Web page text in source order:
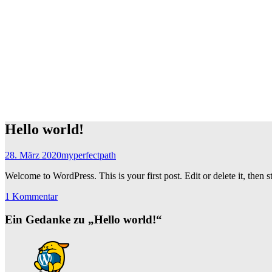
Hello world!
28. März 2020myperfectpath
Welcome to WordPress. This is your first post. Edit or delete it, then
1 Kommentar
Ein Gedanke zu „Hello world!“